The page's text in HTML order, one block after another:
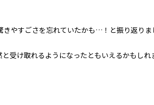
きやすごさを忘れていたかも…！と振り返りま
と受け取れるようになったともいえるかもしれ